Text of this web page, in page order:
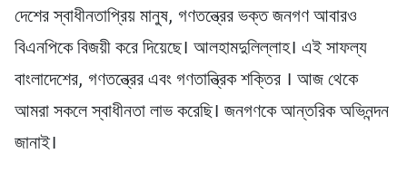
দেশের স্বাধীনতাপ্রিয় মানুষ, গণতন্ত্রের ভক্ত জনগণ আবারও
বিএনপিকে বিজয়ী করে দিয়েছে। আলহামদুলিল্লাহ। এই সাফল্য
বাংলাদেশের, গণতন্ত্রের এবং গণতান্ত্রিক শক্তির । আজ থেকে
আমরা সকলে স্বাধীনতা লাভ করেছি। জনগণকে আন্তরিক অভিনন্দন
জানাই।